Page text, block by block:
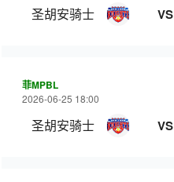
圣胡安骑士 VS
菲MPBL
2026-06-25 18:00
圣胡安骑士 VS